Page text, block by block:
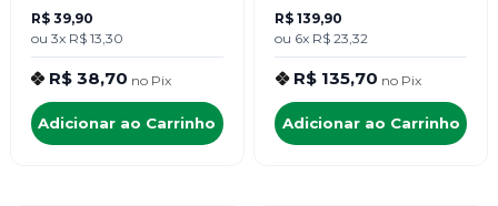
R$ 39,90
ou 3x R$ 13,30
R$ 38,70 no Pix
Adicionar ao Carrinho
R$ 139,90
ou 6x R$ 23,32
R$ 135,70 no Pix
Adicionar ao Carrinho